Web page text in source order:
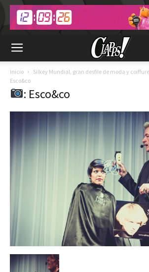
Inicio Silkey Mundial, gran desfile de moda y
Esco&co
: Esco&co